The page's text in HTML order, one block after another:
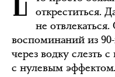
откреститься.
не
воспоминаний из
через водку слезть
с нулевым